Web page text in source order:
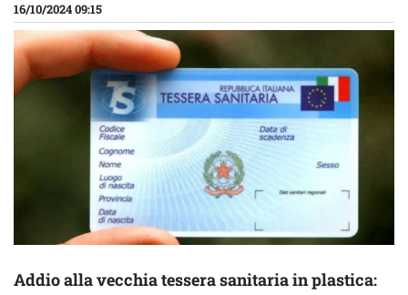
16/10/2024 09:15
Addio alla vecchia tessera sanitaria in plastica: